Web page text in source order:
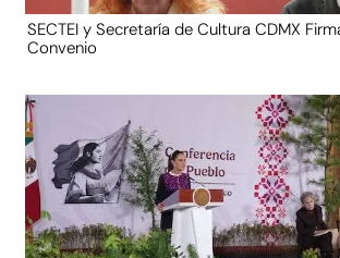
SECTEI y Secretaría de Cultura CDMX
Convenio